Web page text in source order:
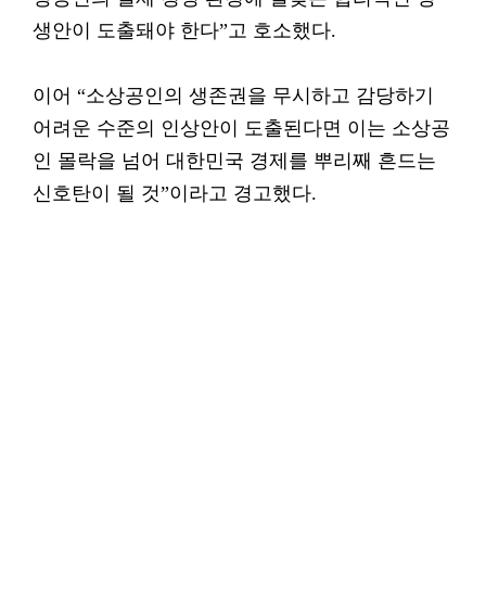
생안이 도출돼야 한다”고 호소했다.
이어 “소상공인의 생존권을 무시하고 감당하기
어려운 수준의 인상안이 도출된다면 이는 소상공
인 몰락을 넘어 대한민국 경제를 뿌리째 흔드는
신호탄이 될 것”이라고 경고했다.